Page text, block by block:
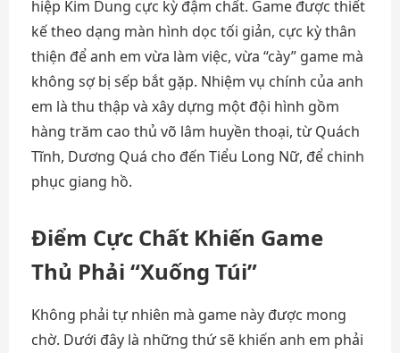
hiệp Kim Dung cực kỳ đậm chất. Game được thiết
kế theo dạng màn hình dọc tối giản, cực kỳ thân
thiện để anh em vừa làm việc, vừa “cày” game mà
không sợ bị sếp bắt gặp. Nhiệm vụ chính của anh
em là thu thập và xây dựng một đội hình gồm
hàng trăm cao thủ võ lâm huyền thoại, từ Quách
Tĩnh, Dương Quá cho đến Tiểu Long Nữ, để chinh
phục giang hồ.
Điểm Cực Chất Khiến Game
Thủ Phải “Xuống Túi”
Không phải tự nhiên mà game này được mong
chờ. Dưới đây là những thứ sẽ khiến anh em phải